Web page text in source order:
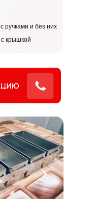
с крышкой
с ручками и без них